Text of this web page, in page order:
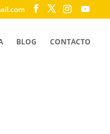
BLOG CONTACTO